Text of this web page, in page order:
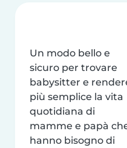
Un modo bello e
sicuro per trovare
babysitter e
più semplice la vita
quotidiana di
mamme e papà
hanno bisogno di